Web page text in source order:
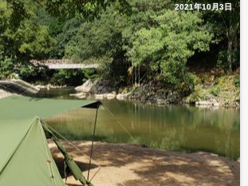
2021年10月3日